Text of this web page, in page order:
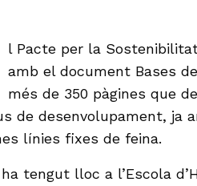
l Pacte per la
amb el document Bases
més de 350 pàgines que
de desenvolupament, ja
línies fixes de feina.
tengut lloc a l’Escola